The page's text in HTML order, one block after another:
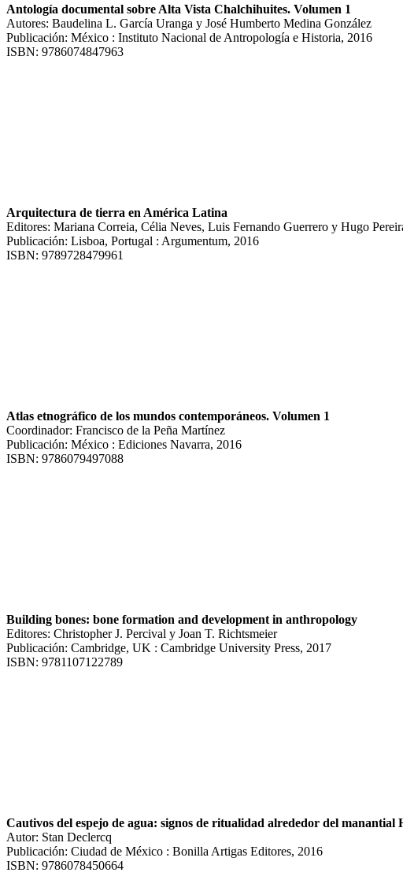
Antología documental sobre Alta Vista Chalchihuites. Volumen 1
Autores: Baudelina L. García Uranga y José Humberto Medina González
Publicación: México : Instituto Nacional de Antropología e Historia, 2016
ISBN: 9786074847963
Arquitectura de tierra en América Latina
Editores: Mariana Correia, Célia Neves, Luis Fernando Guerrero y Hugo
Publicación: Lisboa, Portugal : Argumentum, 2016
ISBN: 9789728479961
Atlas etnográfico de los mundos contemporáneos. Volumen 1
Coordinador: Francisco de la Peña Martínez
Publicación: México : Ediciones Navarra, 2016
ISBN: 9786079497088
Building bones: bone formation and development in anthropology
Editores: Christopher J. Percival y Joan T. Richtsmeier
Publicación: Cambridge, UK : Cambridge University Press, 2017
ISBN: 9781107122789
Cautivos del espejo de agua: signos de ritualidad alrededor del manantial
Autor: Stan Declercq
Publicación: Ciudad de México : Bonilla Artigas Editores, 2016
ISBN: 9786078450664